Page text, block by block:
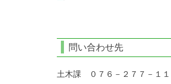
問い合わせ先
土木課 ０７６－２７７－１１